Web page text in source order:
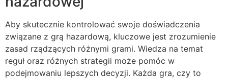
Aby skutecznie kontrolować swoje doświadczenia
związane z grą hazardową, kluczowe jest zrozumienie
zasad rządzących różnymi grami. Wiedza na temat
reguł oraz różnych strategii może pomóc w
podejmowaniu lepszych decyzji. Każda gra, czy to